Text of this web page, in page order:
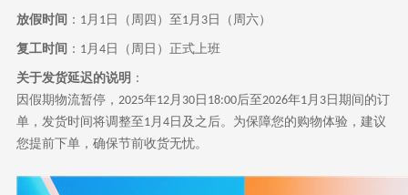
放假时间 ： 1 月 1 日（周四）至 1 月 3日（周六）
复工时间 ： 1月 4日（周日）正式上班
关于发货延迟的说明 ：
因假期物流暂停， 2025年12月 30日 18:00后至2026年1月 3日期间的订
单，发货时间将调整至1月 4日及之后。为保障您的购物体验，建议
您提前下单，确保节前收货无忧。